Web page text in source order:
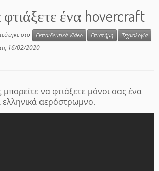
ένα hovercraft
στο Εκπαιδευτικά Video Επιστήμη
Τεχνολογία
16/02/2020
μπορείτε να φτιάξετε μόνοι σας ένα
αερόστρωμνο.